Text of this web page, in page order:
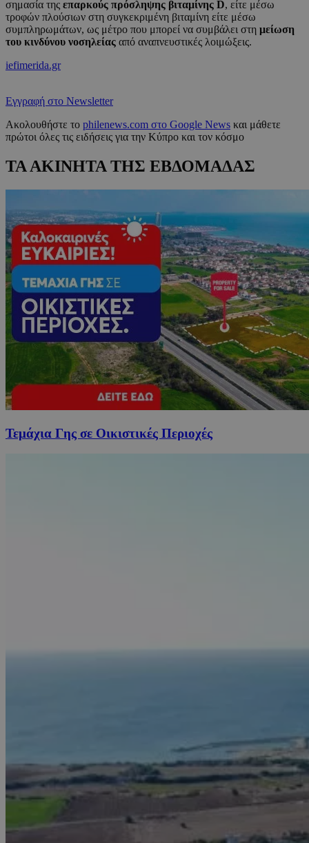
σημασία της επαρκούς πρόσληψης βιταμίνης D, είτε μέσω
τροφών πλούσιων στη συγκεκριμένη βιταμίνη είτε μέσω
συμπληρωμάτων, ως μέτρο που μπορεί να συμβάλει στη μείωση
του κινδύνου νοσηλείας από αναπνευστικές λοιμώξεις.
iefimerida.gr
Εγγραφή στο Newsletter
Ακολουθήστε το philenews.com στο Google News και μάθετε
πρώτοι όλες τις ειδήσεις για την Κύπρο και τον κόσμο
ΤΑ ΑΚΙΝΗΤΑ ΤΗΣ ΕΒΔΟΜΑΔΑΣ
Τεμάχια Γης σε Οικιστικές Περιοχές